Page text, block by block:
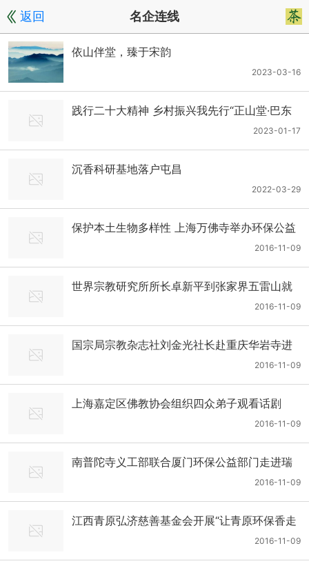
返回 名企连线
依山伴堂，臻于宋韵
2023-03-16
践行二十大精神 乡村振兴我先行“正山堂·巴东
2023-01-17
沉香科研基地落户屯昌
2022-03-29
保护本土生物多样性 上海万佛寺举办环保公益
2016-11-09
世界宗教研究所所长卓新平到张家界五雷山就
2016-11-09
国宗局宗教杂志社刘金光社长赴重庆华岩寺进
2016-11-09
上海嘉定区佛教协会组织四众弟子观看话剧
2016-11-09
南普陀寺义工部联合厦门环保公益部门走进瑞
景社区举办“善心善行，美丽家园”讲座2016-11-09
江西青原弘济慈善基金会开展“让青原环保香走
2016-11-09